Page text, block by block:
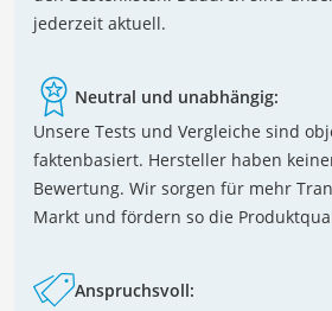
jederzeit aktuell.
Neutral und unabhängig:
Unsere Tests und Vergleiche sind
faktenbasiert. Hersteller haben
Bewertung. Wir sorgen für mehr
Markt und fördern so die
Anspruchsvoll: